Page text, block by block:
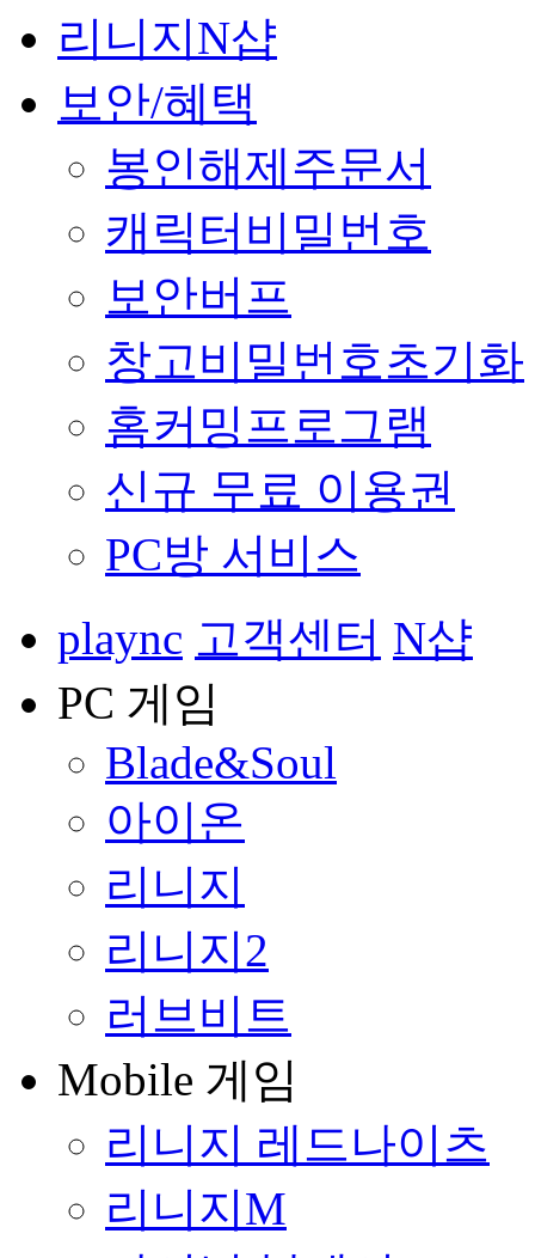
리니지N샵
보안/혜택
봉인해제주문서
캐릭터비밀번호
보안버프
창고비밀번호초기화
홈커밍프로그램
신규 무료 이용권
PC방 서비스
plaync 고객센터 N샵
PC 게임
Blade&Soul
아이온
리니지
리니지2
러브비트
Mobile 게임
리니지 레드나이츠
리니지M